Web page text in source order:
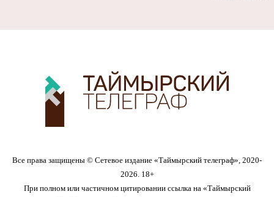
Все права защищены © Сетевое издание «Таймырский телеграф», 2020-
2026. 18+
При полном или частичном цитировании ссылка на «Таймырский